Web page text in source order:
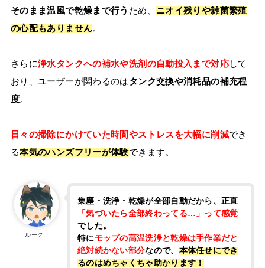
そのまま温風で乾燥まで行う ため、 ニオイ残りや雑菌繁殖
の心配もありません。
さらに浄水タンクへの補水や洗剤の自動投入まで対応して
おり、ユーザーが関わるのはタンク交換や消耗品の補充程
度。
日々の掃除にかけていた時間やストレスを大幅に削減でき
る本気のハンズフリーが体験できます。
ルーク
集塵・洗浄・乾燥が全部自動だから、正直
「気づいたら全部終わってる…」って感覚
でした。
特にモップの高温洗浄と乾燥は手作業だと
絶対続かない部分なので、 本体任せにでき
るのはめちゃくちゃ助かります！